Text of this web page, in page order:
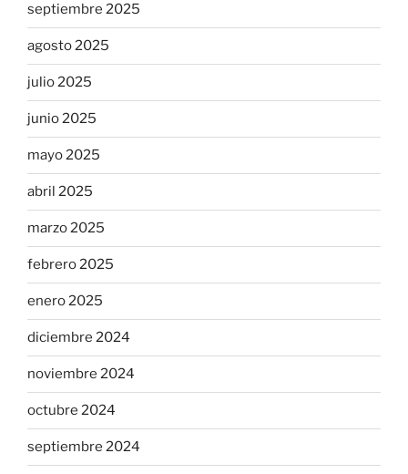
septiembre 2025
agosto 2025
julio 2025
junio 2025
mayo 2025
abril 2025
marzo 2025
febrero 2025
enero 2025
diciembre 2024
noviembre 2024
octubre 2024
septiembre 2024